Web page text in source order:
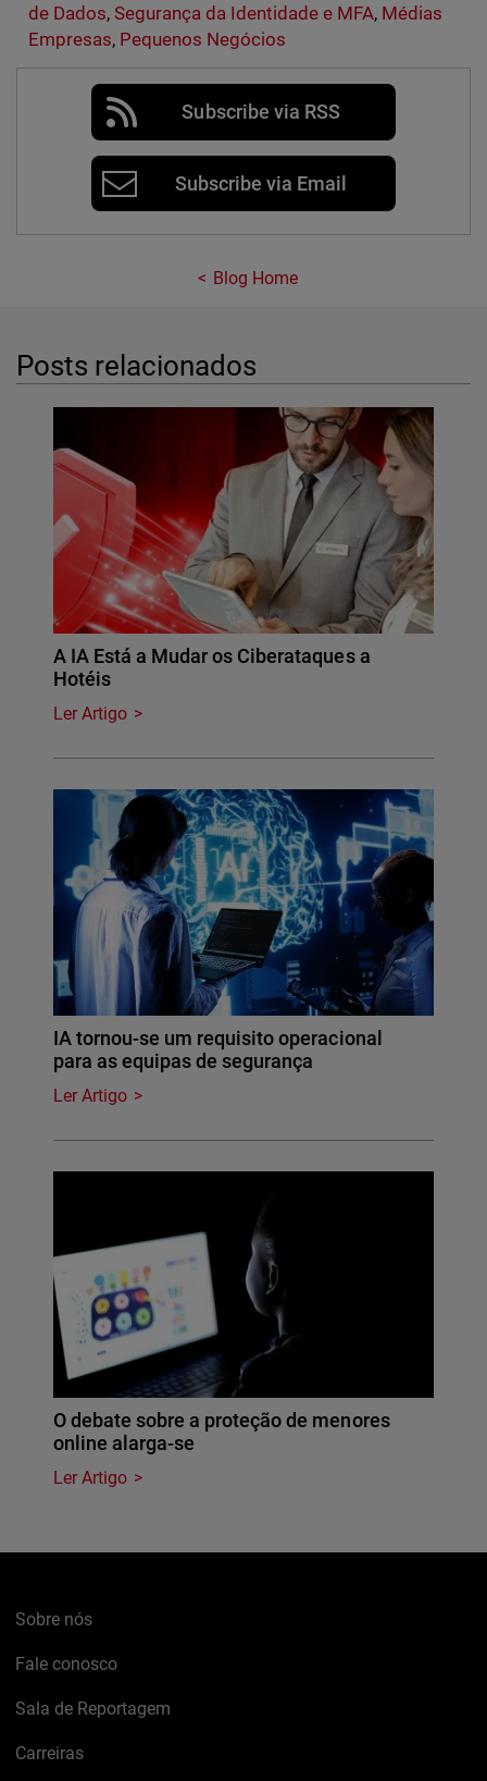
de Dados, Segurança da Identidade e MFA, Médias
Empresas, Pequenos Negócios
Subscribe via RSS
Subscribe via Email
Blog Home
Posts relacionados
A IA Está a Mudar os Ciberataques a
Hotéis
Ler Artigo
IA tornou-se um requisito operacional
para as equipas de segurança
Ler Artigo
O debate sobre a proteção de menores
online alarga-se
Ler Artigo
Sobre nós
Fale conosco
Sala de Reportagem
Carreiras